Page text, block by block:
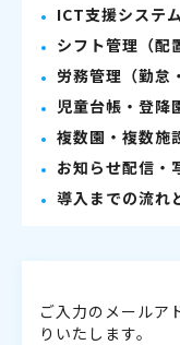
ICT支援システ
シフト管理（配
労務管理（勤怠
児童台帳・登降
複数園・複数施
お知らせ配信・
導入までの流れ
ご入力のメールア
りいたします。